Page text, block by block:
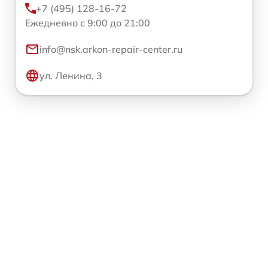
+7 (495) 128-16-72
Ежедневно с 9:00 до 21:00
info@nsk.arkon-repair-center.ru
ул. Ленина, 3